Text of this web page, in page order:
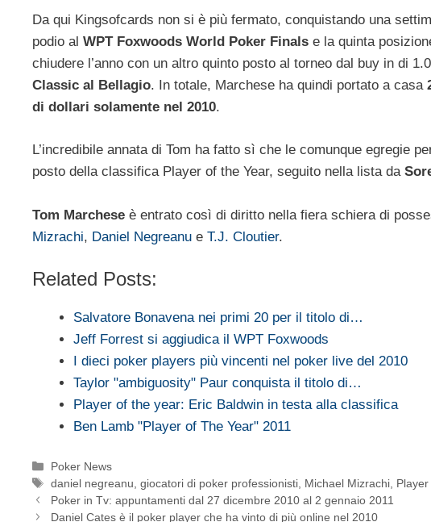
Da qui Kingsofcards non si è più fermato, conquistando una
podio al WPT Foxwoods World Poker Finals e la quinta
chiudere l’anno con un altro quinto posto al torneo dal buy in di
Classic al Bellagio. In totale, Marchese ha quindi portato a casa
di dollari solamente nel 2010.
L’incredibile annata di Tom ha fatto sì che le comunque egregie
posto della classifica Player of the Year, seguito nella lista da
Tom Marchese è entrato così di diritto nella fiera schiera di
Mizrachi, Daniel Negreanu e T.J. Cloutier.
Related Posts:
Salvatore Bonavena nei primi 20 per il titolo di…
Jeff Forrest si aggiudica il WPT Foxwoods
I dieci poker players più vincenti nel poker live del 2010
Taylor "ambiguosity" Paur conquista il titolo di…
Player of the year: Eric Baldwin in testa alla classifica
Ben Lamb "Player of The Year" 2011
Categorie
Poker News
Tag
daniel negreanu ,giocatori di poker professionisti Michael Mizrachi
Poker in Tv: appuntamenti dal 27 dicembre 2010 al 2 gennaio 2011
Daniel Cates è il poker player che ha vinto di più online nel 2010